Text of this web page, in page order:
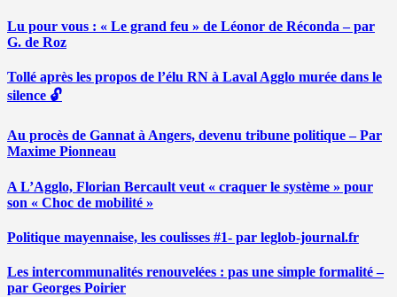
Lu pour vous : « Le grand feu » de Léonor de Réconda – par
G. de Roz
Tollé après les propos de l’élu RN à Laval Agglo murée dans le
silence 🔓
Au procès de Gannat à Angers, devenu tribune politique – Par
Maxime Pionneau
A L’Agglo, Florian Bercault veut « craquer le système » pour
son « Choc de mobilité »
Politique mayennaise, les coulisses #1- par leglob-journal.fr
Les intercommunalités renouvelées : pas une simple formalité –
par Georges Poirier